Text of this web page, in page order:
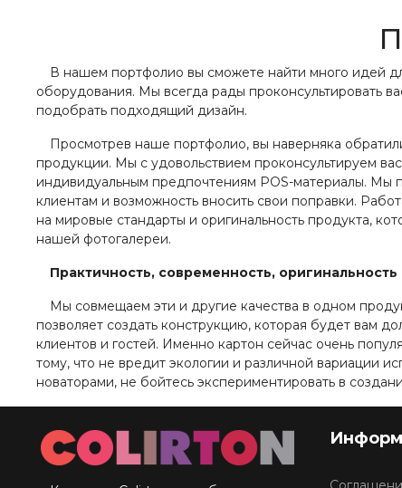
В нашем портфолио вы сможете найти много идей
оборудования. Мы всегда рады проконсультировать
подобрать подходящий дизайн.
Просмотрев наше портфолио, вы наверняка
продукции. Мы с удовольствием проконсультируем
индивидуальным предпочтениям POS-материалы. Мы
клиентам и возможность вносить свои поправки.
на мировые стандарты и оригинальность продукта,
нашей фотогалереи.
Практичность, современность, оригинальность
Мы совмещаем эти и другие качества в одном
позволяет создать конструкцию, которая будет вам
клиентов и гостей. Именно картон сейчас очень
тому, что не вредит экологии и различной вариации
новаторами, не бойтесь экспериментировать в